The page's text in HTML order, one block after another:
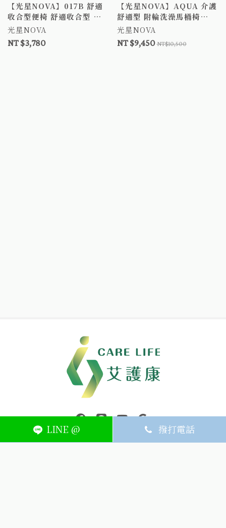
【光星NOVA】017B 舒適
收合型便椅 舒適收合型 便
椅 馬桶椅 便盆椅 洗澡椅 沐
浴椅 洗澡馬桶椅
光星NOVA
NT $3,780
【光星NOVA】AQUA 介護
舒適型 附輪洗澡馬桶椅
CNW006 洗澡椅 便器椅 有
輪馬桶椅 鋁合金馬桶椅便盆
椅
光星NOVA
NT $9,450NT$10,500
LINE @ 撥打電話
中壢醫療器材｜醫療器材補助｜出院醫療器材｜平鎮醫療器材｜艾
連結到facebook(另開視窗)
連結到Line(另開視窗)
連結到Youtube(另開視窗)
ABOUT